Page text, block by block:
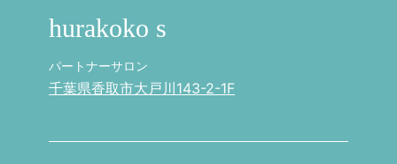
hurakoko s
パートナーサロン
千葉県香取市大戸川143-2-1F